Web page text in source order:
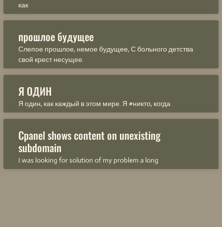
как
прошлое будущее
Слепое прошлое, немое будущее, С больного детства
свой крест несущее.
Я ОДИН
Я один, как каждый в этом мире. Я #никто, когда
Cpanel shows content on unexisting
subdomain
I was looking for solution of my problem a long